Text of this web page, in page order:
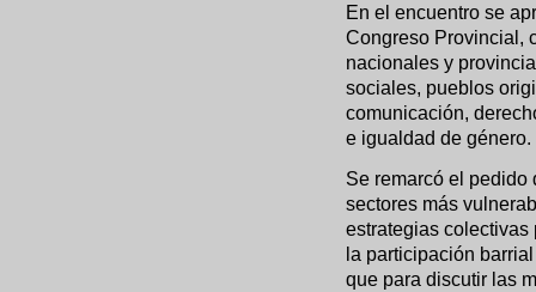
En el encuentro se
Congreso Provincial,
nacionales y
sociales, pueblos
comunicación,
e igualdad de género.
Se remarcó el pedido
sectores más
estrategias colectivas
la participación
que para discutir las